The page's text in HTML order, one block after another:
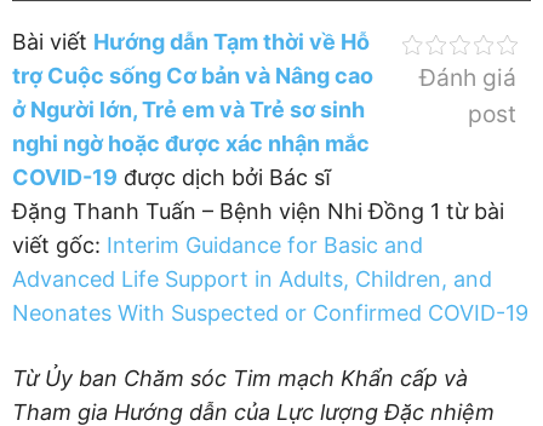
Đánh giá
post
Bài viết Hướng dẫn Tạm thời về Hỗ
trợ Cuộc sống Cơ bản và Nâng cao
ở Người lớn, Trẻ em và Trẻ sơ sinh
nghi ngờ hoặc được xác nhận mắc
COVID-19 được dịch bởi Bác sĩ
Đặng Thanh Tuấn – Bệnh viện Nhi Đồng 1 từ bài
viết gốc: Interim Guidance for Basic and
Advanced Life Support in Adults, Children, and
Neonates With Suspected or Confirmed COVID-19
Từ Ủy ban Chăm sóc Tim mạch Khẩn cấp và
Tham gia Hướng dẫn của Lực lượng Đặc nhiệm